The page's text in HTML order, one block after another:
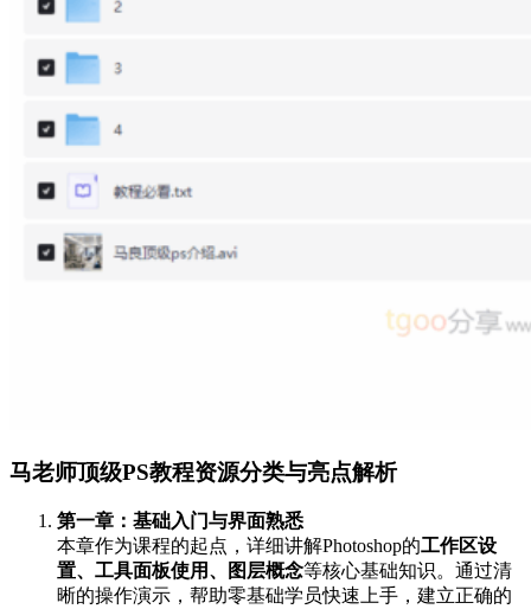
马老师顶级PS教程资源分类与亮点解析
第一章：基础入门与界面熟悉
本章作为课程的起点，详细讲解Photoshop的工作区设
置、工具面板使用、图层概念等核心基础知识。通过清
晰的操作演示，帮助零基础学员快速上手，建立正确的